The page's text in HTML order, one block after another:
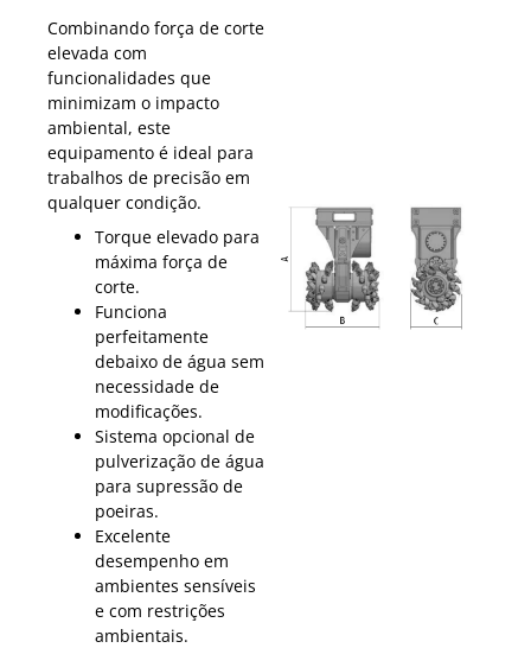
Combinando força de corte
elevada com
funcionalidades que
minimizam o impacto
ambiental, este
equipamento é ideal para
trabalhos de precisão em
qualquer condição.
Torque elevado para
máxima força de
corte.
Funciona
perfeitamente
debaixo de água sem
necessidade de
modificações.
Sistema opcional de
pulverização de água
para supressão de
poeiras.
Excelente
desempenho em
ambientes sensíveis
e com restrições
ambientais.